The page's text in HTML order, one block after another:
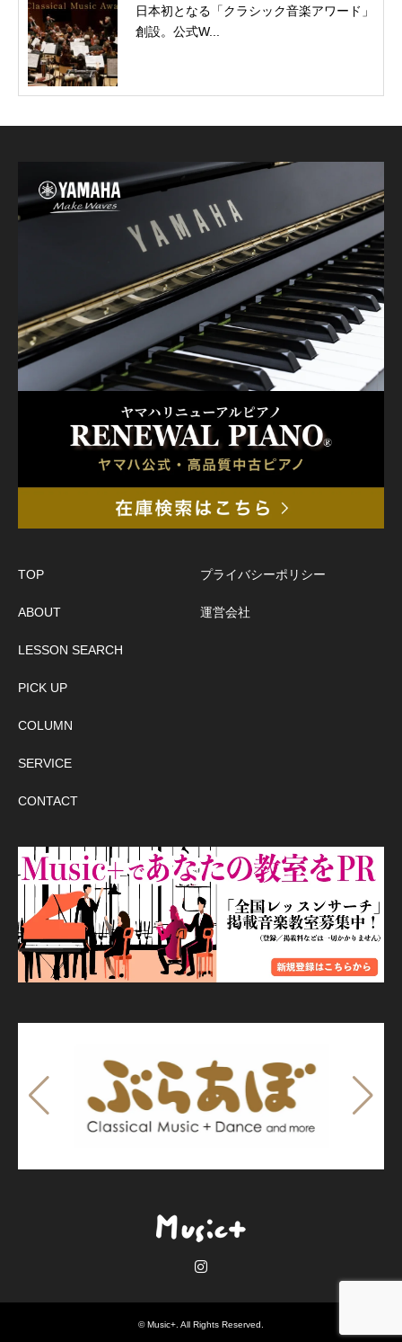
日本初となる「クラシック音楽アワード」
創設。公式W...
TOP
ABOUT
LESSON SEARCH
PICK UP
COLUMN
SERVICE
CONTACT
プライバシーポリシー
運営会社
©Music+ . All Rights Reserved.